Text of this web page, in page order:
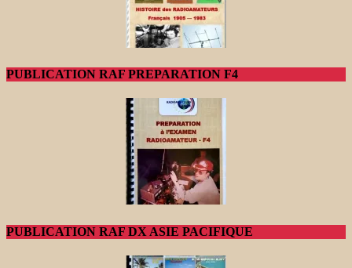
PUBLICATION RAF PREPARATION F4
PUBLICATION RAF DX ASIE PACIFIQUE